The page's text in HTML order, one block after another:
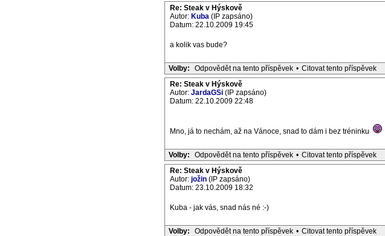
Re: Steak v Hýskově
Autor: Kuba (IP zapsáno)
Datum: 22.10.2009 19:45
a kolik vas bude?
Volby: Odpovědět na tento příspěvek • Citovat tento příspěvek
Re: Steak v Hýskově
Autor: JardaGSi (IP zapsáno)
Datum: 22.10.2009 22:48
Mno, já to nechám, až na Vánoce, snad to dám i bez tréninku
Volby: Odpovědět na tento příspěvek • Citovat tento příspěvek
Re: Steak v Hýskově
Autor: jožin (IP zapsáno)
Datum: 23.10.2009 18:32
Kuba - jak vás, snad nás né :-)
Volby: Odpovědět na tento příspěvek • Citovat tento příspěvek